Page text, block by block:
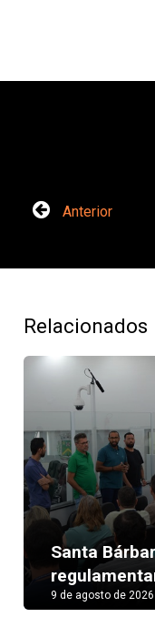
Anterior
Relacionados
Santa
9 de agosto de 2026